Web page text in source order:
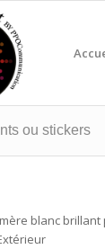
ou stickers
blanc